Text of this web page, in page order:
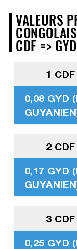
VALEURS
CDF => GYD
1
0,08 GYD
2
0,17 GYD
3
0,25 GYD